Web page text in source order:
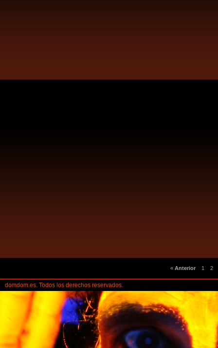
« Anterior 1 2
domdom.es. Todos los derechos reservados.